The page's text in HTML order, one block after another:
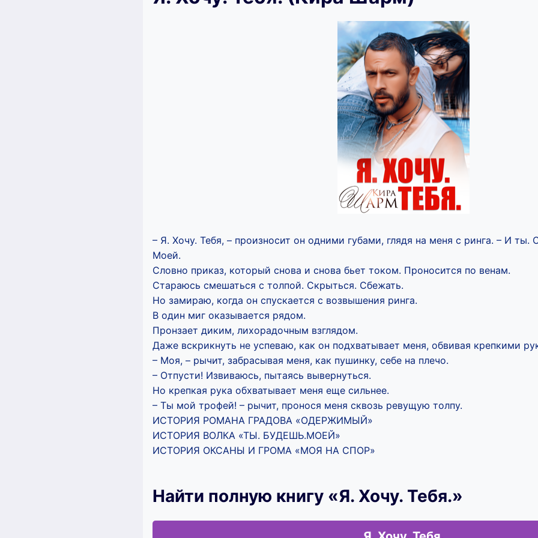
– Я. Хочу. Тебя, – произносит он одними губами, глядя на меня с ринга. – И ты.
Моей.
Словно приказ, который снова и снова бьет током. Проносится по венам.
Стараюсь смешаться с толпой. Скрыться. Сбежать.
Но замираю, когда он спускается с возвышения ринга.
В один миг оказывается рядом.
Пронзает диким, лихорадочным взглядом.
Даже вскрикнуть не успеваю, как он подхватывает меня, обвивая крепкими
– Моя, – рычит, забрасывая меня, как пушинку, себе на плечо.
– Отпусти! Извиваюсь, пытаясь вывернуться.
Но крепкая рука обхватывает меня еще сильнее.
– Ты мой трофей! – рычит, пронося меня сквозь ревущую толпу.
ИСТОРИЯ РОМАНА ГРАДОВА «ОДЕРЖИМЫЙ»
ИСТОРИЯ ВОЛКА «ТЫ. БУДЕШЬ.МОЕЙ»
ИСТОРИЯ ОКСАНЫ И ГРОМА «МОЯ НА СПОР»
Найти полную книгу «Я. Хочу. Тебя.»